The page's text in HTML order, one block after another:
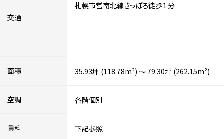
交通
札幌市営南北線さっぽろ徒歩１分
面積 35.93坪 (118.78m²) ～ 79.30坪 (262.15m²)
空調 各階個別
賃料 下記参照